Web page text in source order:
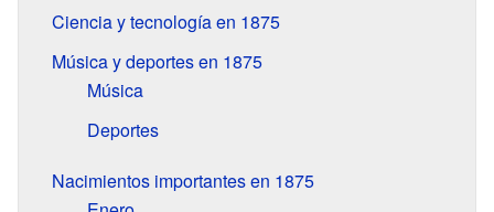
Ciencia y tecnología en 1875
Música y deportes en 1875
Música
Deportes
Nacimientos importantes en 1875